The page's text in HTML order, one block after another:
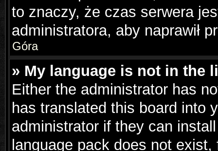
to znaczy, że czas serwera
administratora, aby naprawił
Góra
» My language is not in the
Either the administrator has
has translated this board into
administrator if they can
language pack does not